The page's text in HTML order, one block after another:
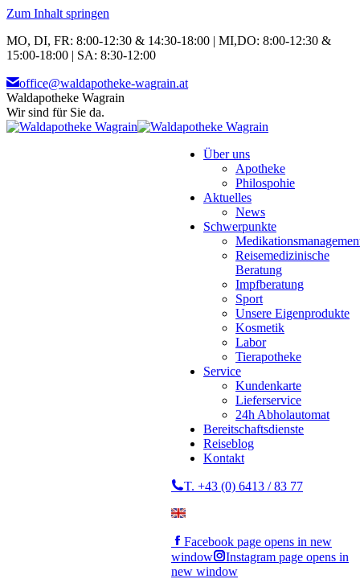
Zum Inhalt springen
MO, DI, FR: 8:00-12:30 & 14:30-18:00 | MI,DO: 8:00-12:30 &
15:00-18:00 | SA: 8:30-12:00
office@waldapotheke-wagrain.at
Waldapotheke Wagrain
Wir sind für Sie da.
Über uns
Apotheke
Philospohie
Aktuelles
News
Schwerpunkte
Reisemedizinische
Beratung
Impfberatung
Sport
Unsere Eigenprodukte
Kosmetik
Labor
Tierapotheke
Service
Kundenkarte
Lieferservice
24h Abholautomat
Bereitschaftsdienste
Reiseblog
Kontakt
T. +43 (0) 6413 / 83 77
Facebook page opens in new
window
Instagram page opens in
new window